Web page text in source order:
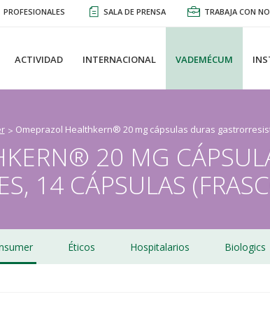
PROFESIONALES SALA DE PRENSA TRABAJA CON
ACTIVIDAD INTERNACIONAL VADEMÉCUM
Omeprazol Healthkern® 20 mg cápsulas duras
20 MG
14 CÁPSULAS
Éticos Hospitalarios Biologics